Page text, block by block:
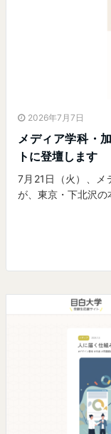
2026年7月7日
メディア学科・
トに登壇します
7月21日（火）、メ
が、東京・下北沢